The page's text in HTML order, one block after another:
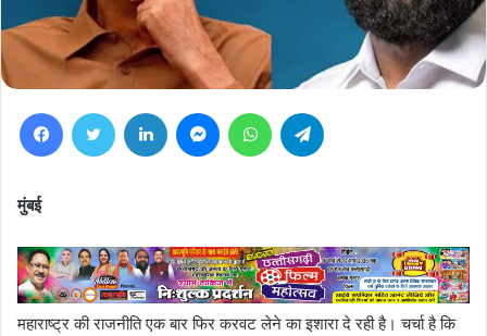
FacebookTwitter LinkedIn MessengerWhatsApp
मुंबई
महाराष्ट्र की राजनीति एक बार फिर करवट लेने का इशारा दे रही है। चर्चा है कि